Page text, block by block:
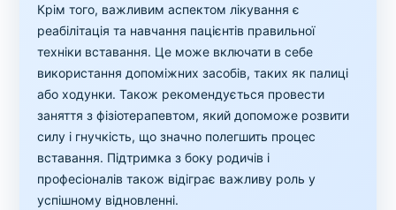
Крім того, важливим аспектом лікування є
реабілітація та навчання пацієнтів правильної
техніки вставання. Це може включати в себе
використання допоміжних засобів, таких як палиці
або ходунки. Також рекомендується провести
заняття з фізіотерапевтом, який допоможе розвити
силу і гнучкість, що значно полегшить процес
вставання. Підтримка з боку родичів і
професіоналів також відіграє важливу роль у
успішному відновленні.